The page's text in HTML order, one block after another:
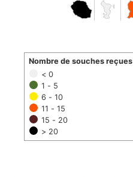
< 0
1 - 5
6 - 10
11 - 15
15 - 20
> 20
Nombre de souches reçues